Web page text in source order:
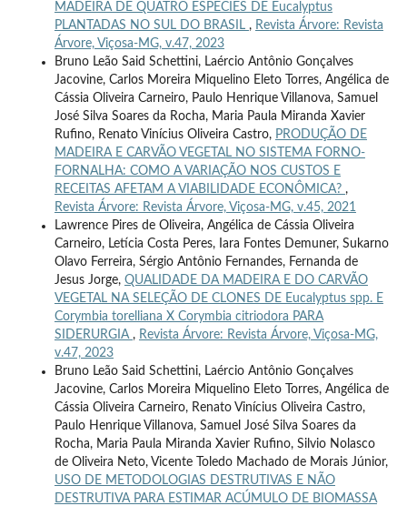
MADEIRA DE QUATRO ESPÉCIES DE Eucalyptus
PLANTADAS NO SUL DO BRASIL , Revista Árvore: Revista
Árvore, Viçosa-MG, v.47, 2023
Bruno Leão Said Schettini, Laércio Antônio Gonçalves
Jacovine, Carlos Moreira Miquelino Eleto Torres, Angélica de
Cássia Oliveira Carneiro, Paulo Henrique Villanova, Samuel
José Silva Soares da Rocha, Maria Paula Miranda Xavier
Rufino, Renato Vinícius Oliveira Castro, PRODUÇÃO DE
MADEIRA E CARVÃO VEGETAL NO SISTEMA FORNO-
FORNALHA: COMO A VARIAÇÃO NOS CUSTOS E
RECEITAS AFETAM A VIABILIDADE ECONÔMICA? ,
Revista Árvore: Revista Árvore, Viçosa-MG, v.45, 2021
Lawrence Pires de Oliveira, Angélica de Cássia Oliveira
Carneiro, Letícia Costa Peres, Iara Fontes Demuner, Sukarno
Olavo Ferreira, Sérgio Antônio Fernandes, Fernanda de
Jesus Jorge, QUALIDADE DA MADEIRA E DO CARVÃO
VEGETAL NA SELEÇÃO DE CLONES DE Eucalyptus spp. E
Corymbia torelliana X Corymbia citriodora PARA
SIDERURGIA , Revista Árvore: Revista Árvore, Viçosa-MG,
v.47, 2023
Bruno Leão Said Schettini, Laércio Antônio Gonçalves
Jacovine, Carlos Moreira Miquelino Eleto Torres, Angélica de
Cássia Oliveira Carneiro, Renato Vinícius Oliveira Castro,
Paulo Henrique Villanova, Samuel José Silva Soares da
Rocha, Maria Paula Miranda Xavier Rufino, Silvio Nolasco
de Oliveira Neto, Vicente Toledo Machado de Morais Júnior,
USO DE METODOLOGIAS DESTRUTIVAS E NÃO
DESTRUTIVA PARA ESTIMAR ACÚMULO DE BIOMASSA